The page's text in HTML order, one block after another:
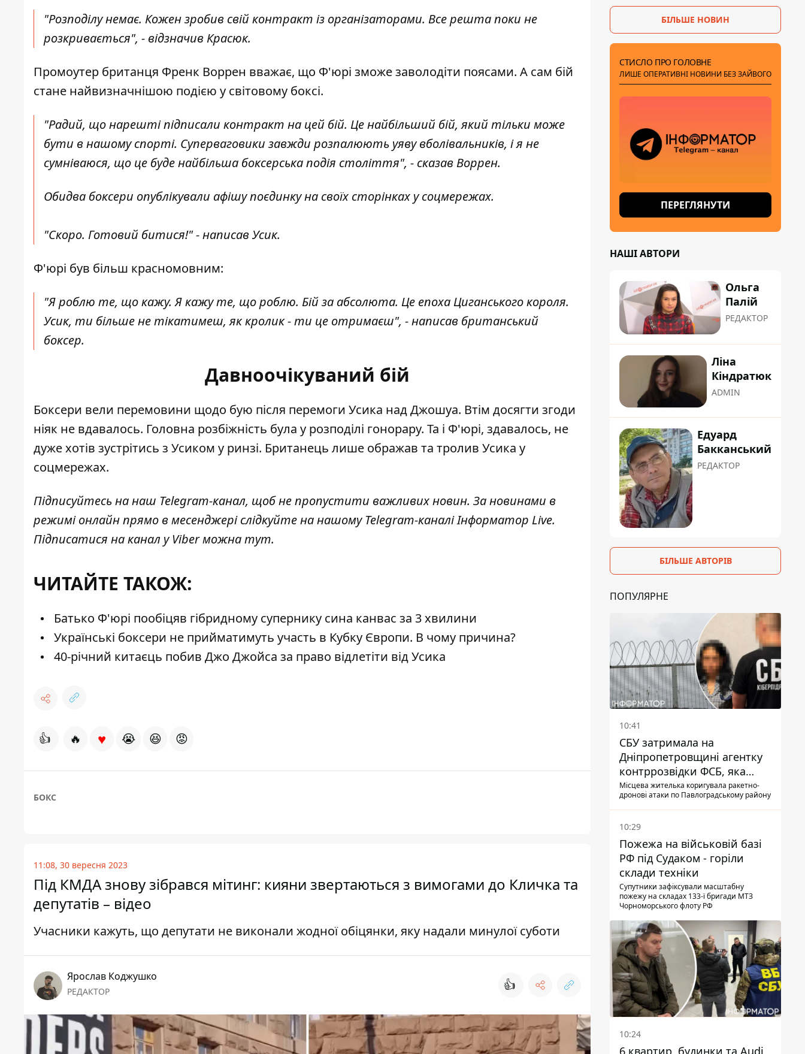
"Розподілу немає. Кожен зробив свій контракт із організаторами. Все решта поки не
розкривається", - відзначив Красюк.
Промоутер британця Френк Воррен вважає, що Ф'юрі зможе заволодіти поясами. А сам бій
стане найвизначнішою подією у світовому боксі.
"Радий, що нарешті підписали контракт на цей бій. Це найбільший бій, який тільки може
бути в нашому спорті. Суперваговики завжди розпалюють уяву вболівальників, і я не
сумніваюся, що це буде найбільша боксерська подія століття", - сказав Воррен.
Обидва боксери опублікували афішу поєдинку на своїх сторінках у соцмережах.
"Скоро. Готовий битися!" - написав Усик.
Ф'юрі був більш красномовним:
"Я роблю те, що кажу. Я кажу те, що роблю. Бій за абсолюта. Це епоха Циганського короля.
Усик, ти більше не тікатимеш, як кролик - ти це отримаєш", - написав британський
боксер.
Давноочікуваний бій
Боксери вели перемовини щодо бую після перемоги Усика над Джошуа. Втім досягти згоди
ніяк не вдавалось. Головна розбіжність була у розподілі гонорару. Та і Ф'юрі, здавалось, не
дуже хотів зустрітись з Усиком у ринзі. Британець лише ображав та тролив Усика у
соцмережах.
Підписуйтесь на наш Telegram-канал, щоб не пропустити важливих новин. За новинами в
режимі онлайн прямо в месенджері слідкуйте на нашому Telegram-каналіІнформатор Live.
Підписатися на канал у Viber можнатут.
ЧИТАЙТЕ ТАКОЖ:
Батько Ф'юрі пообіцяв гібридному супернику сина канвас за 3 хвилини
Українські боксери не прийматимуть участь в Кубку Європи. В чому причина?
40-річний китаєць побив Джо Джойса за право відлетіти від Усика
👍 🔥 ♥ 😭 😆 😡
БОКС
11:08, 30 вересня 2023
Під КМДА знову зібрався мітинг: кияни звертаються з вимогами до Кличка та
депутатів – відео
Учасники кажуть, що депутати не виконали жодної обіцянки, яку надали минулої суботи
Ярослав Коджушко
РЕДАКТОР 👍
БІЛЬШЕ НОВИН
СТИСЛО ПРО ГОЛОВНЕ
ЛИШЕ ОПЕРАТИВНІ НОВИНИ БЕЗ ЗАЙВОГО
ПЕРЕГЛЯНУТИ
НАШІ АВТОРИ
Ольга
Палій
РЕДАКТОР
Ліна
Кіндратюк
ADMIN
Едуард
Бакканський
РЕДАКТОР
БІЛЬШЕ АВТОРІВ
ПОПУЛЯРНЕ
10:41
СБУ затримала на
Дніпропетровщині агентку
контррозвідки ФСБ, яка
готувала теракти –
шпигувала за військовими
Місцева жителька коригувала ракетно-
дронові атаки по Павлоградському району
10:29
Пожежа на військовій базі
РФ під Судаком - горіли
склади техніки
Супутники зафіксували масштабну
пожежу на складах 133-ї бригади МТЗ
Чорноморського флоту РФ
10:24